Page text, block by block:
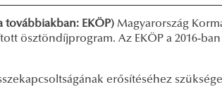
továbbiakban: EKÖP) Magyarország
ösztöndíjprogram. Az EKÖP a 2016-
erősítéséhez